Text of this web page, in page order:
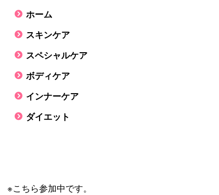
ホーム
スキンケア
スペシャルケア
ボディケア
インナーケア
ダイエット
※こちら参加中です。